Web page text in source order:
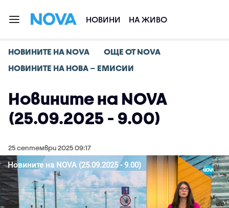
НОВИНИ НА ЖИВО
НОВИНИТЕ НА NOVA
ОЩЕ ОТ NOVA
НОВИНИТЕ НА НОВА – ЕМИСИИ
Новините на NOVA
(25.09.2025 - 9.00)
25 септември 2025 09:17